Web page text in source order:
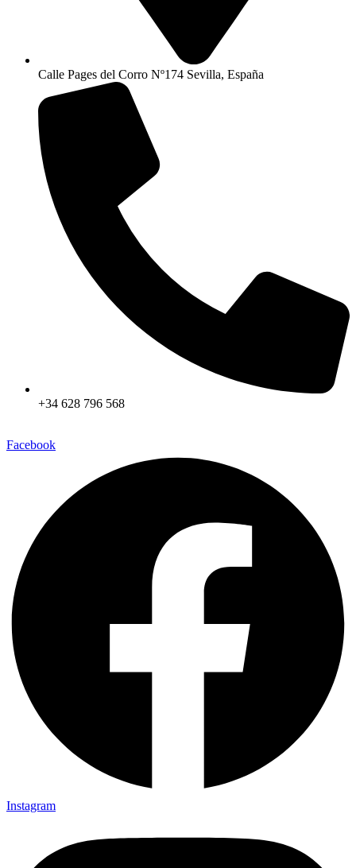
Calle Pages del Corro Nº174 Sevilla, España
+34 628 796 568
Facebook
Instagram